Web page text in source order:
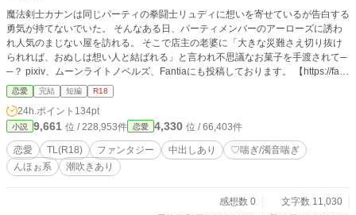
魔法剣士カナンは同じパーティの拳闘士リュディに想いを寄せているが告白する
勇気が持てないでいた。 そんなある日、パーティメンバーのアーローズに誘わ
れ人気のまじない屋を訪れる。 そこで店主の老婆に「大きな災難さえ切り抜け
られれば、おぬしは想い人と結ばれる」と言われ不思議なお菓子を手渡されて─
─？ pixiv、ムーンライトノベルズ、Fantiaにも投稿しております。 【https://fanti
a.jp/fanclubs/501495】
恋愛 完結 短編 R18
24h.ポイント 134pt
小説 9,661 位 / 228,953件 恋愛 4,330 位 / 66,403件
恋愛 TL(R18) ファンタジー 中出しあり
♡喘ぎ/濁音喘ぎ
んほぉ系
潮吹きあり
感想数 0
文字数 11,030